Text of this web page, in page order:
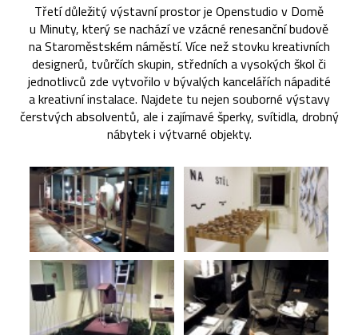
Třetí důležitý výstavní prostor je Openstudio v Domě
u Minuty, který se nachází ve vzácné renesanční budově
na Staroměstském náměstí. Více než stovku kreativních
designerů, tvůrčích skupin, středních a vysokých škol či
jednotlivců zde vytvořilo v bývalých kancelářích nápadité
a kreativní instalace. Najdete tu nejen souborné výstavy
čerstvých absolventů, ale i zajímavé šperky, svítidla, drobný
nábytek i výtvarné objekty.